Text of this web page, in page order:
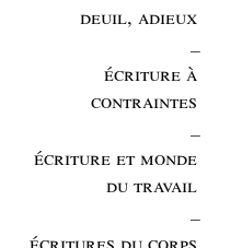
deuil, adieux
écriture à
contraintes
écriture et monde
du travail
écritures du corps